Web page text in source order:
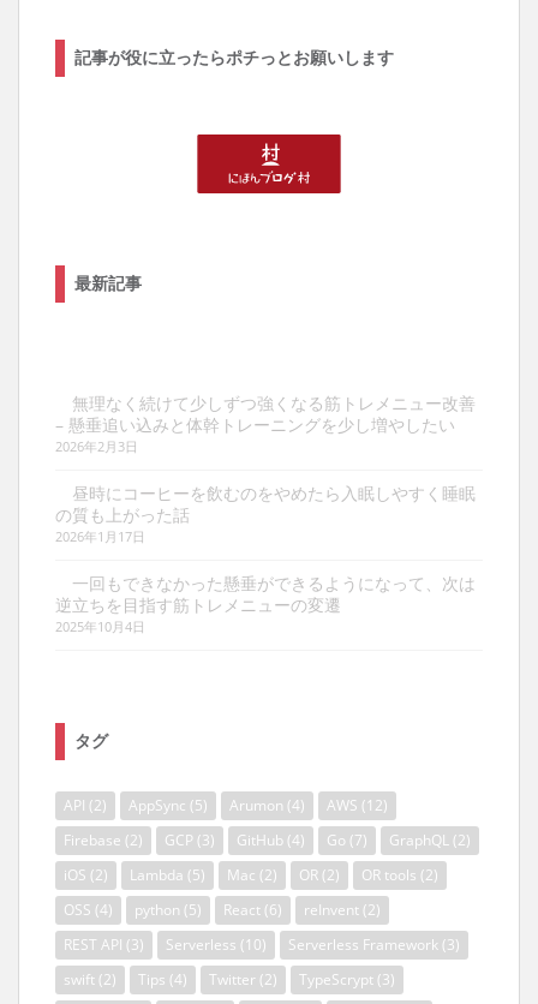
記事が役に立ったらポチっとお願いします
最新記事
無理なく続けて少しずつ強くなる筋トレメニュー改善
– 懸垂追い込みと体幹トレーニングを少し増やしたい
2026年2月3日
昼時にコーヒーを飲むのをやめたら入眠しやすく睡眠
の質も上がった話
2026年1月17日
一回もできなかった懸垂ができるようになって、次は
逆立ちを目指す筋トレメニューの変遷
2025年10月4日
タグ
API (2) AppSync (5) Arumon (4) AWS (12)
Firebase (2) GCP (3) GitHub (4) Go (7) GraphQL (2)
iOS (2) Lambda (5) Mac (2) OR (2) OR tools (2)
OSS (4) python (5) React (6) reInvent (2)
REST API (3) Serverless (10) Serverless Framework (3)
swift (2) Tips (4) Twitter (2) TypeScrypt (3)